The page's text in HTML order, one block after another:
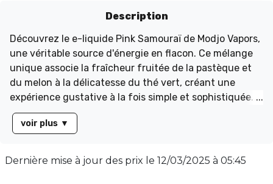
Description
Découvrez le e-liquide Pink Samouraï de Modjo Vapors,
une véritable source d'énergie en flacon. Ce mélange
unique associe la fraîcheur fruitée de la pastèque et
du melon à la délicatesse du thé vert, créant une
expérience gustative à la fois simple et sophistiquée.
Chaque inhalation révèle le secret de la force
légendaire de ce guerrier en armure rose. Disponible en
liquide offre un équilibre parfait avec un taux PG/VG
voir plus ▼
Dernière mise à jour des prix le 12/03/2025 à 05:45